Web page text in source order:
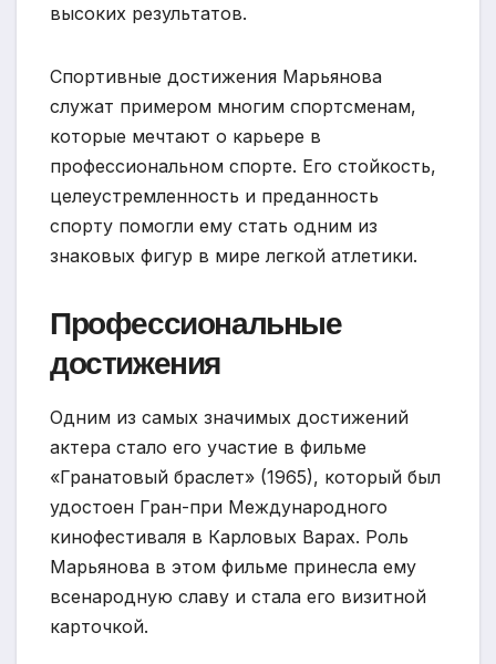
высоких результатов.
Спортивные достижения Марьянова
служат примером многим спортсменам,
которые мечтают о карьере в
профессиональном спорте. Его стойкость,
целеустремленность и преданность
спорту помогли ему стать одним из
знаковых фигур в мире легкой атлетики.
Профессиональные
достижения
Одним из самых значимых достижений
актера стало его участие в фильме
«Гранатовый браслет» (1965), который был
удостоен Гран-при Международного
кинофестиваля в Карловых Варах. Роль
Марьянова в этом фильме принесла ему
всенародную славу и стала его визитной
карточкой.